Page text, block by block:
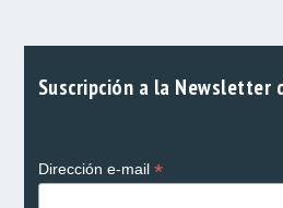
Suscripción a la Newsletter
Dirección e-mail *